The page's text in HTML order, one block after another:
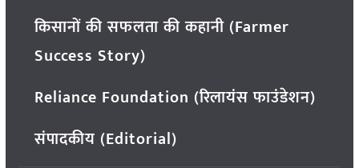
किसानों की सफलता की कहानी (Farmer
Success Story)
Reliance Foundation (रिलायंस फाउंडेशन)
संपादकीय (Editorial)